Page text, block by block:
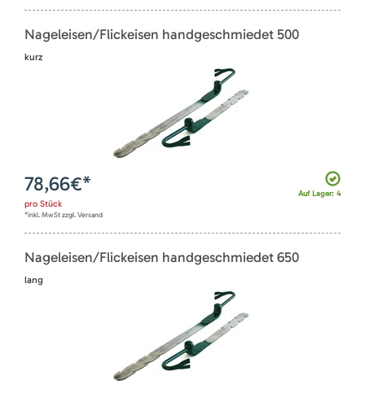
Nageleisen/Flickeisen handgeschmiedet 500
kurz
Auf Lager: 4
78,66€*
pro Stück
*inkl. MwSt zzgl. Versand
Nageleisen/Flickeisen handgeschmiedet 650
lang